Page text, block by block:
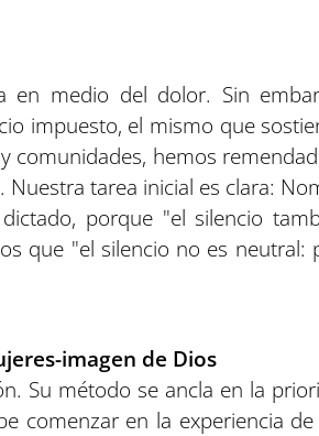
medio del dolor. Sin
impuesto, el mismo que
comunidades, hemos
tarea inicial es clara:
porque "el silencio
que "el silencio no es neutral:
imagen de Dios
Su método se ancla en la
comenzar en la experiencia